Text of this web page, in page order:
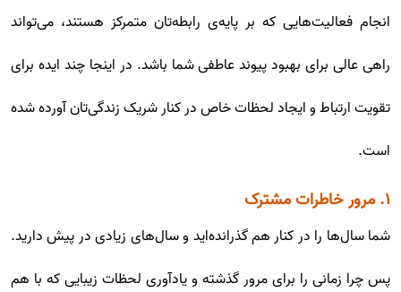
انجام فعالیت‌هایی که بر پایه‌ی رابطه‌تان متمرکز هستند، می‌تواند
راهی عالی برای بهبود پیوند عاطفی شما باشد. در اینجا چند ایده برای
تقویت ارتباط و ایجاد لحظات خاص در کنار شریک زندگی‌تان آورده شده
است.
۱. مرور خاطرات مشترک
شما سال‌ها را در کنار هم گذرانده‌اید و سال‌های زیادی در پیش دارید.
پس چرا زمانی را برای مرور گذشته و یادآوری لحظات زیبایی که با هم